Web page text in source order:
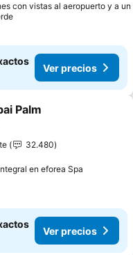
con vistas al aeropuerto y a un
Ver precios
a favoritos
Palm
32.480
en eforea Spa
Ver precios